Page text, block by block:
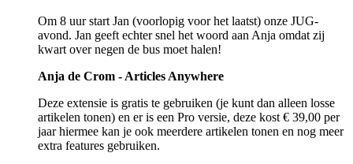
Om 8 uur start Jan (voorlopig voor het laatst) onze JUG-
avond. Jan geeft echter snel het woord aan Anja omdat zij
kwart over negen de bus moet halen!
Anja de Crom - Articles Anywhere
Deze extensie is gratis te gebruiken (je kunt dan alleen losse
artikelen tonen) en er is een Pro versie, deze kost € 39,00 per
jaar hiermee kan je ook meerdere artikelen tonen en nog meer
extra features gebruiken.